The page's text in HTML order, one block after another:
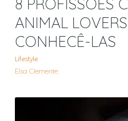
Lifestyle
Elsa Clemente
ANIMAL
CONHECÊ-LAS